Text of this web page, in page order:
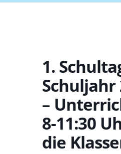
1.
Schuljahr
–
8-11:30
die